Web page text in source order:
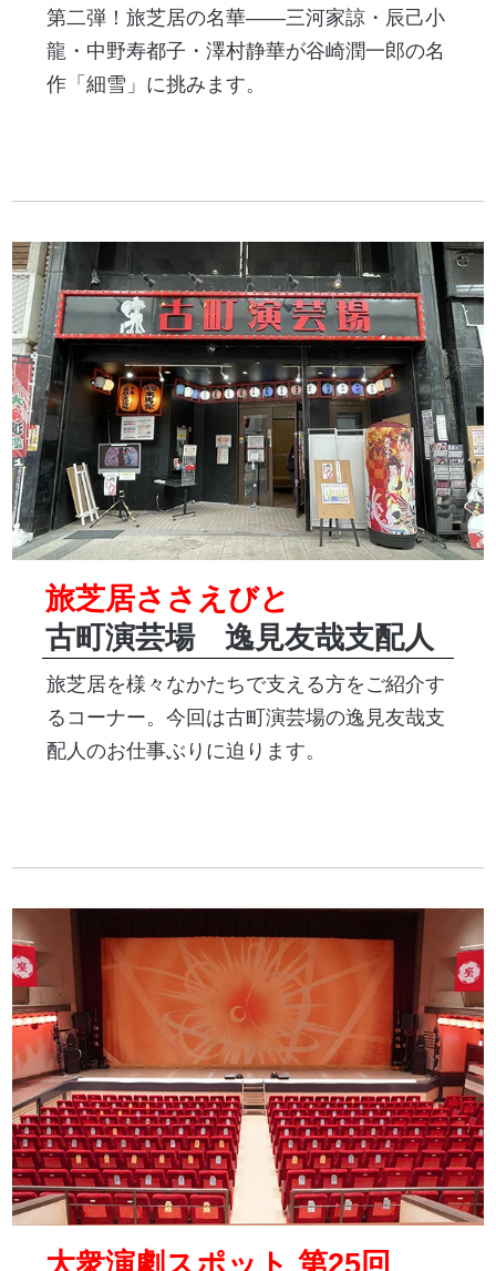
第二弾！旅芝居の名華――三河家諒・辰己小
龍・中野寿都子・澤村静華が谷崎潤一郎の名
作「細雪」に挑みます。
旅芝居ささえびと
古町演芸場 逸見友哉支配人
旅芝居を様々なかたちで支える方をご紹介す
るコーナー。今回は古町演芸場の逸見友哉支
配人のお仕事ぶりに迫ります。
大衆演劇スポット 第25回